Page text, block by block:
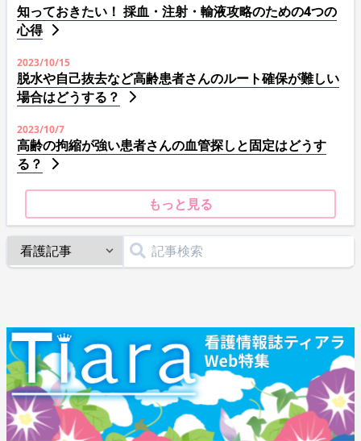
知っておきたい！ 採血・注射・輸液攻略のための4つの
心得
2023/10/15
脱水や自己抜去など高齢患者さんのルート確保が難しい
場合はどうする？
2023/10/7
高齢の拘縮が強い患者さんの血管探しと固定はどうす
る？
もっと見る